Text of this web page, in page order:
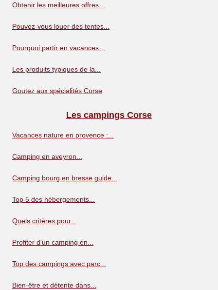
Obtenir les meilleures offres...
Pouvez-vous louer des tentes...
Pourquoi partir en vacances...
Les produits typiques de la...
Goutez aux spécialités Corse
Les campings Corse
Vacances nature en provence :...
Camping en aveyron...
Camping bourg en bresse guide...
Top 5 des hébergements...
Quels critères pour...
Profiter d'un camping en...
Top des campings avec parc...
Bien-être et détente dans...